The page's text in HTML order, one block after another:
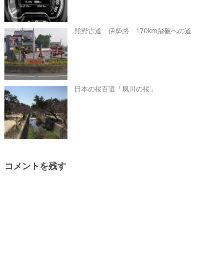
熊野古道 伊勢路 170km踏破への道
日本の桜百選「夙川の桜」
コメントを残す